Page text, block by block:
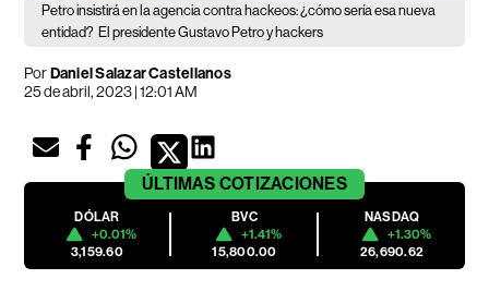
Petro insistirá en la agencia contra hackeos: ¿cómo sería esa nueva
entidad? El presidente Gustavo Petro y hackers
PorDaniel Salazar Castellanos
25 de abril, 2023 | 12:01 AM
ÚLTIMAS COTIZACIONES
DÓLAR
+0.01%
3,159.60
BVC
+1.41%
15,800.00
NASDAQ
+1.30%
26,690.62